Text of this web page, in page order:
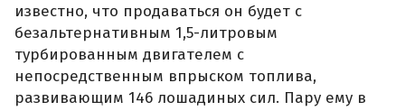
известно, что продаваться он будет с
безальтернативным 1,5-литровым
турбированным двигателем с
непосредственным впрыском топлива,
развивающим 146 лошадиных сил. Пару ему в